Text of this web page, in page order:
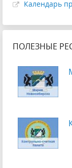
Календарь
ПОЛЕЗНЫЕ